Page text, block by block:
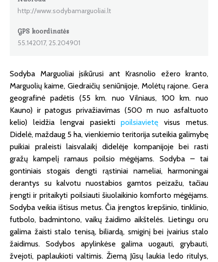
http://www.sodybamarguoliai.lt
GPS koordinatės
55.142017, 25.204901
Sodyba Marguoliai įsikūrusi ant Krasnolio ežero kranto,
Marguolių kaime, Giedraičių seniūnijoje, Molėtų rajone. Gera
geografinė padėtis (55 km. nuo Vilniaus, 100 km. nuo
Kauno) ir patogus privažiavimas (500 m nuo asfaltuoto
kelio) leidžia lengvai pasiektipoilsiavietę visus metus.
Didelė, maždaug 5 ha, vienkiemio teritorija suteikia galimybę
puikiai praleisti laisvalaikį didelėje kompanijoje bei rasti
gražų kampelį ramaus poilsio mėgėjams. Sodyba – tai
gontiniais stogais dengti rąstiniai nameliai, harmoningai
derantys su kalvotu nuostabios gamtos peizažu, tačiau
įrengti ir pritaikyti poilsiauti šiuolaikinio komforto mėgėjams.
Sodyba veikia ištisus metus. Čia įrengtos krepšinio, tinklinio,
futbolo, badmintono, vaikų žaidimo aikštelės. Lietingu oru
galima žaisti stalo tenisą, biliardą, smiginį bei įvairius stalo
žaidimus. Sodybos apylinkėse galima uogauti, grybauti,
žvejoti, paplaukioti valtimis. Žiemą Jūsų laukia ledo ritulys,